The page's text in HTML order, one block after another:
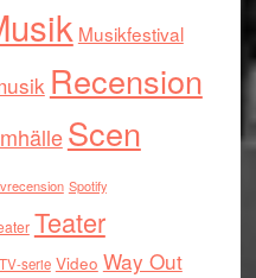
Musikfestival
Recension
Scen
Spotify
Teater
TV-serie Video Way Out